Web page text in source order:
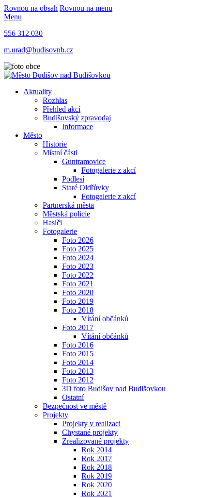
Rovnou na obsah Rovnou na menu
Menu
556 312 030
m.urad@budisovnb.cz
Aktuality
Rozhlas
Přehled akcí
Budišovský zpravodaj
Informace
Město
Historie
Místní části
Guntramovice
Fotogalerie z akcí
Podlesí
Staré Oldřůvky
Fotogalerie z akcí
Partnerská města
Městská policie
Hasiči
Fotogalerie
Foto 2026
Foto 2025
Foto 2024
Foto 2023
Foto 2022
Foto 2021
Foto 2020
Foto 2019
Foto 2018
Vítání občánků
Foto 2017
Vítání občánků
Foto 2016
Foto 2015
Foto 2014
Foto 2013
Foto 2012
3D foto Budišov nad Budišovkou
Ostatní
Bezpečnost ve městě
Projekty
Projekty v realizaci
Chystané projekty
Zrealizované projekty
Rok 2014
Rok 2017
Rok 2018
Rok 2019
Rok 2020
Rok 2021